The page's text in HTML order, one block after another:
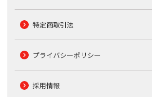
特定商取引法
プライバシーポリシー
採用情報